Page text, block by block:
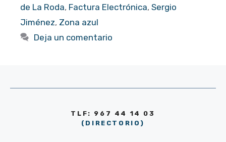
de La Roda, Factura Electrónica, Sergio
Jiménez, Zona azul
Deja un comentario
TLF: 967 44 14 03
(DIRECTORIO)